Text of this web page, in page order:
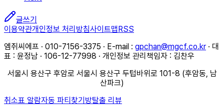
글쓰기
이용약관개인정보 처리방침사이트맵 RSS
엠쥐씨에프 · 010-7156-3375 · E-mail : gpchan@mgcf.co.kr · 대
표 : 윤정남 · 106-12-77998 · 개인정보 관리책임자 : 김찬우
서울시 용산구 후암로 서울시 용산구 두텁바위로 101-8 (후암동, 남
산파크)
취소표 알람자동 파티찾기 방탈출 리뷰